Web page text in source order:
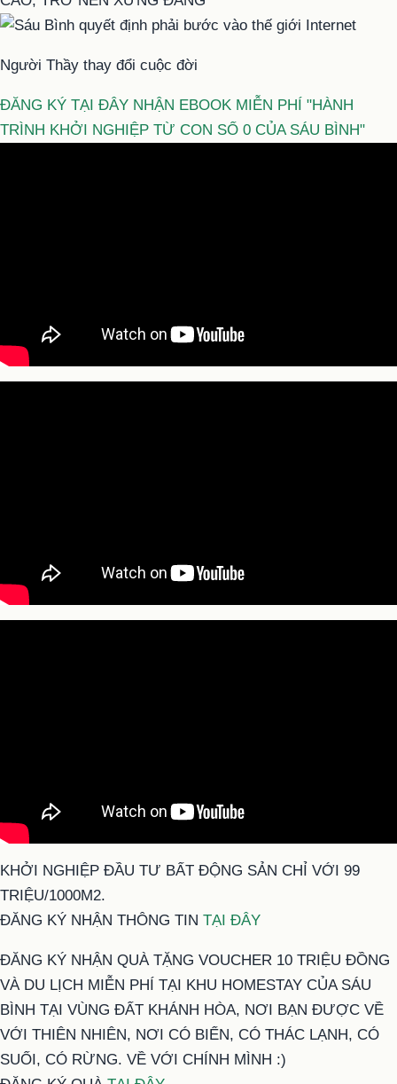
Người Thầy thay đổi cuộc đời
ĐĂNG KÝ TẠI ĐÂY NHẬN EBOOK MIỄN PHÍ "HÀNH
TRÌNH KHỞI NGHIỆP TỪ CON SỐ 0 CỦA SÁU BÌNH"
KHỞI NGHIỆP ĐẦU TƯ BẤT ĐỘNG SẢN CHỈ VỚI 99
TRIỆU/1000M2.
ĐĂNG KÝ NHẬN THÔNG TIN TẠI ĐÂY
ĐĂNG KÝ NHẬN QUÀ TẶNG VOUCHER 10 TRIỆU ĐỒNG
VÀ DU LỊCH MIỄN PHÍ TẠI KHU HOMESTAY CỦA SÁU
BÌNH TẠI VÙNG ĐẤT KHÁNH HÒA, NƠI BẠN ĐƯỢC VỀ
VỚI THIÊN NHIÊN, NƠI CÓ BIỂN, CÓ THÁC LẠNH, CÓ
SUỐI, CÓ RỪNG. VỀ VỚI CHÍNH MÌNH :)